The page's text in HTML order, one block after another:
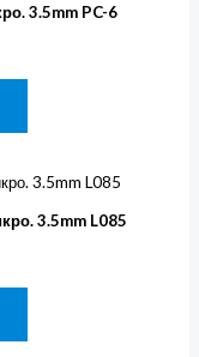
3.5mm PC-6
3.5mm L085